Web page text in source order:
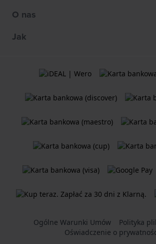
O nas
Jak
Ogólne Warunki Umów
Polityka
Oświadczenie o